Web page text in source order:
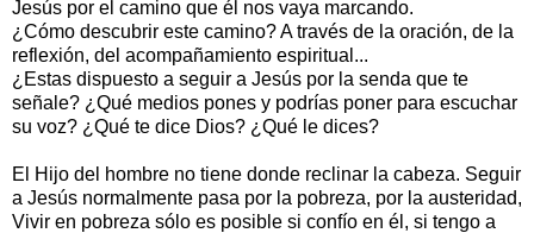
Jesús por el camino que él nos vaya marcando.
¿Cómo descubrir este camino? A través de la oración, de la
reflexión, del acompañamiento espiritual...
¿Estas dispuesto a seguir a Jesús por la senda que te
señale? ¿Qué medios pones y podrías poner para escuchar
su voz? ¿Qué te dice Dios? ¿Qué le dices?
El Hijo del hombre no tiene donde reclinar la cabeza. Seguir
a Jesús normalmente pasa por la pobreza, por la austeridad,
Vivir en pobreza sólo es posible si confío en él, si tengo a